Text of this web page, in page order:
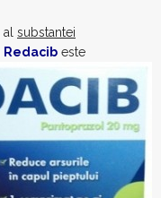
, al substantei
Redacib este